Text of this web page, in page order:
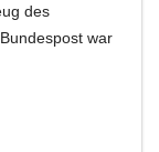
des
war